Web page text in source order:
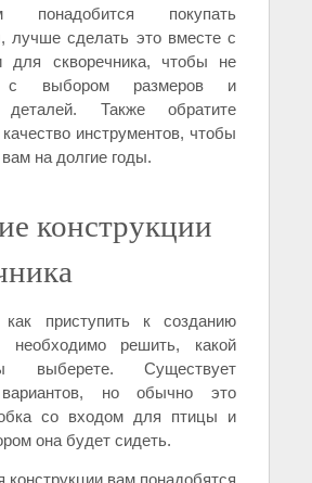
покупать
лучше сделать это вместе с
для скворечника, чтобы не
с выбором размеров и
деталей. Также обратите
инструментов, чтобы
на долгие годы.
конструкции
приступить к созданию
необходимо решить, какой
выберете. Существует
но обычно это
со входом для птицы и
она будет сидеть.
конструкции вам понадобятся